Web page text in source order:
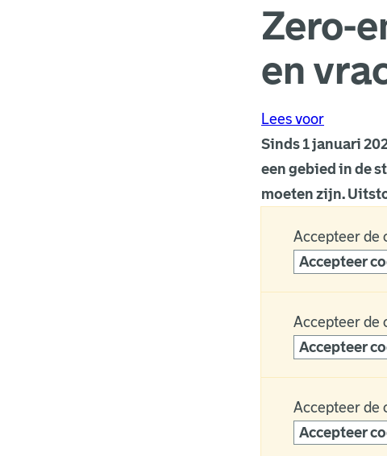
Zero-
en
Lees voor
Sinds 1 januari
een gebied in de
moeten zijn.
Accepteer de
Accepteer
Accepteer de
Accepteer
Accepteer de
Accepteer